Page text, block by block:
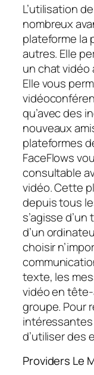
L’utilisation
nombreux
plateforme la
autres. Elle
un chat vidéo
Elle vous
qu’avec des
nouveaux
plateformes
FaceFlows
consultable
vidéo. Cette
depuis tous
s’agisse
d’un
choisir
texte, les
vidéo en
groupe. Pour
d’utiliser des
Providers Le